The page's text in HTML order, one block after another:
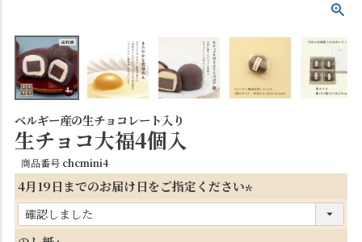
ベルギー産の生チョコレート入り
生チョコ大福4個入
商品番号 chcmini4
4月19日までのお届け日をご指定ください
必